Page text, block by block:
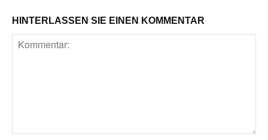
HINTERLASSEN SIE EINEN KOMMENTAR